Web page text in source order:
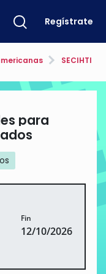
Regístrate
SECIHTI
para
Fin
12/10/2026